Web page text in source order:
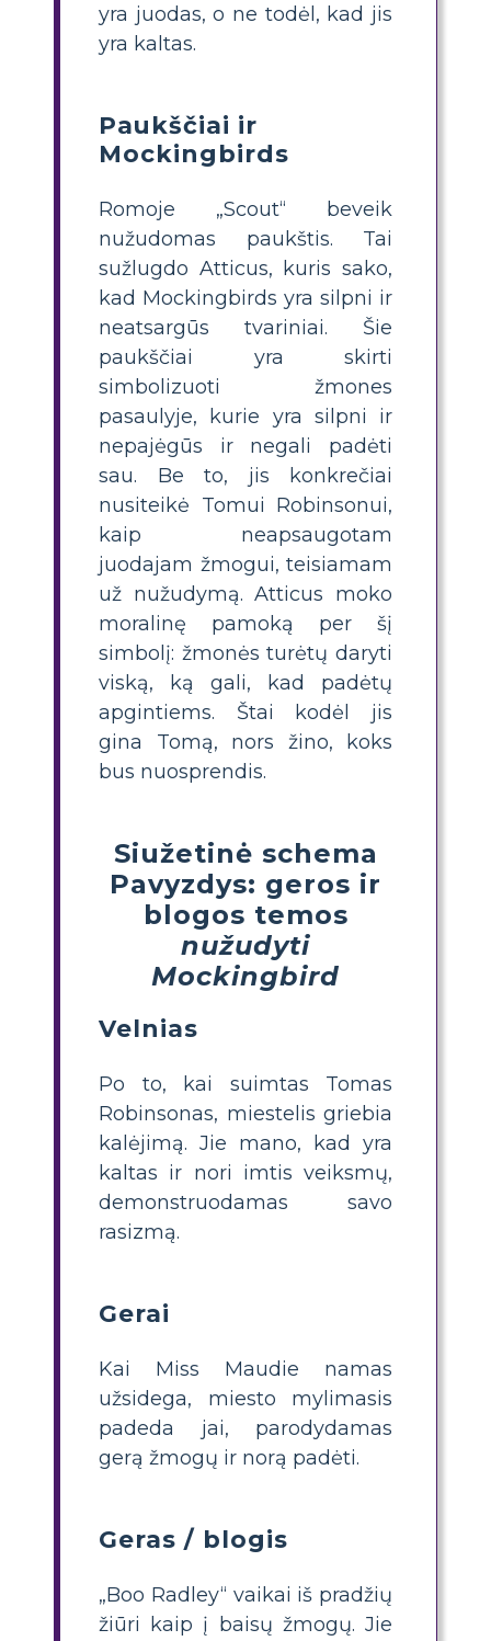
yra juodas, o ne todėl, kad jis
yra kaltas.
Paukščiai ir
Mockingbirds
Romoje „Scout“ beveik
nužudomas paukštis. Tai
sužlugdo Atticus, kuris sako,
kad Mockingbirds yra silpni ir
neatsargūs tvariniai. Šie
paukščiai yra skirti
simbolizuoti žmones
pasaulyje, kurie yra silpni ir
nepajėgūs ir negali padėti
sau. Be to, jis konkrečiai
nusiteikė Tomui Robinsonui,
kaip neapsaugotam
juodajam žmogui, teisiamam
už nužudymą. Atticus moko
moralinę pamoką per šį
simbolį: žmonės turėtų daryti
viską, ką gali, kad padėtų
apgintiems. Štai kodėl jis
gina Tomą, nors žino, koks
bus nuosprendis.
Siužetinė schema
Pavyzdys: geros ir
blogos temos
nužudyti
Mockingbird
Velnias
Po to, kai suimtas Tomas
Robinsonas, miestelis griebia
kalėjimą. Jie mano, kad yra
kaltas ir nori imtis veiksmų,
demonstruodamas savo
rasizmą.
Gerai
Kai Miss Maudie namas
užsidega, miesto mylimasis
padeda jai, parodydamas
gerą žmogų ir norą padėti.
Geras / blogis
„Boo Radley“ vaikai iš pradžių
žiūri kaip į baisų žmogų. Jie